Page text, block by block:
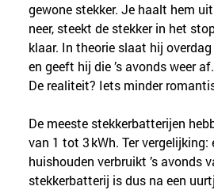
gewone stekker. Je haalt hem
neer, steekt de stekker in het
klaar. In theorie slaat hij
en geeft hij die ’s avonds weer af.
De realiteit? Iets minder
De meeste stekkerbatterijen
van 1 tot 3 kWh. Ter vergelijking:
huishouden verbruikt ’s avonds
stekkerbatterij is dus na een